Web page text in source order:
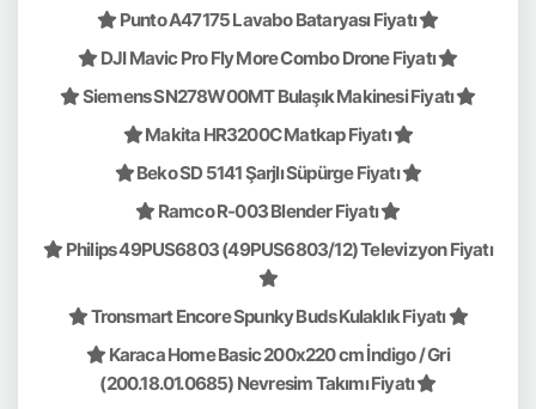
Punto A47175 Lavabo Bataryası Fiyatı
DJI Mavic Pro Fly More Combo Drone Fiyatı
Siemens SN278W00MT Bulaşık Makinesi Fiyatı
Makita HR3200C Matkap Fiyatı
Beko SD 5141 Şarjlı Süpürge Fiyatı
Ramco R-003 Blender Fiyatı
Philips 49PUS6803 (49PUS6803/12) Televizyon Fiyatı
Tronsmart Encore Spunky Buds Kulaklık Fiyatı
Karaca Home Basic 200x220 cm İndigo / Gri
(200.18.01.0685) Nevresim Takımı Fiyatı